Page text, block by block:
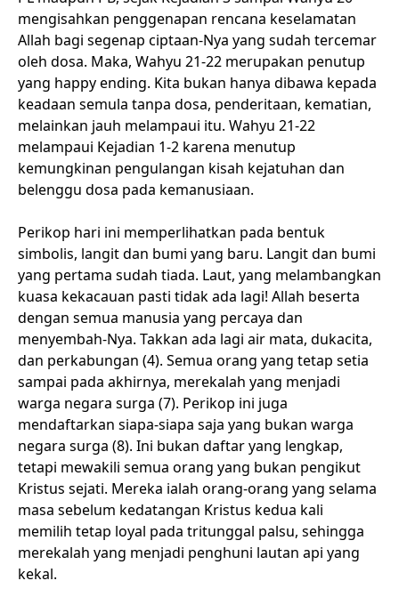
mengisahkan penggenapan rencana keselamatan
Allah bagi segenap ciptaan-Nya yang sudah tercemar
oleh dosa. Maka, Wahyu 21-22 merupakan penutup
yang happy ending. Kita bukan hanya dibawa kepada
keadaan semula tanpa dosa, penderitaan, kematian,
melainkan jauh melampaui itu. Wahyu 21-22
melampaui Kejadian 1-2 karena menutup
kemungkinan pengulangan kisah kejatuhan dan
belenggu dosa pada kemanusiaan.
Perikop hari ini memperlihatkan pada bentuk
simbolis, langit dan bumi yang baru. Langit dan bumi
yang pertama sudah tiada. Laut, yang melambangkan
kuasa kekacauan pasti tidak ada lagi! Allah beserta
dengan semua manusia yang percaya dan
menyembah-Nya. Takkan ada lagi air mata, dukacita,
dan perkabungan (4). Semua orang yang tetap setia
sampai pada akhirnya, merekalah yang menjadi
warga negara surga (7). Perikop ini juga
mendaftarkan siapa-siapa saja yang bukan warga
negara surga (8). Ini bukan daftar yang lengkap,
tetapi mewakili semua orang yang bukan pengikut
Kristus sejati. Mereka ialah orang-orang yang selama
masa sebelum kedatangan Kristus kedua kali
memilih tetap loyal pada tritunggal palsu, sehingga
merekalah yang menjadi penghuni lautan api yang
kekal.